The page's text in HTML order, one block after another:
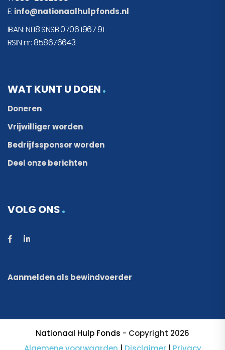
E: info@nationaalhulpfonds.nl
IBAN: NL18 SNSB 0706 1967 91
RSIN nr: 858676643
WAT KUNT U DOEN
Doneren
Vrijwilliger worden
Bedrijfssponsor worden
Deel onze berichten
VOLG ONS
Aanmelden als bewindvoerder
Nationaal Hulp Fonds - Copyright 2026